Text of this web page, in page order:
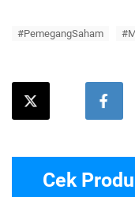
#PemegangSaham
Cek